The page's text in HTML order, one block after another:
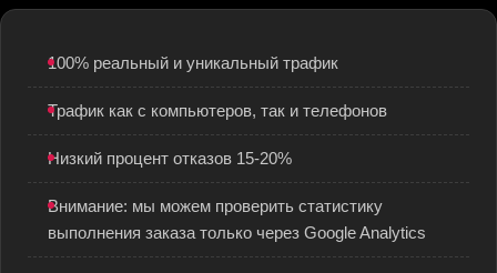
100% реальный и уникальный трафик
Трафик как с компьютеров, так и телефонов
Низкий процент отказов 15-20%
Внимание: мы можем проверить статистику
выполнения заказа только через Google Analytics